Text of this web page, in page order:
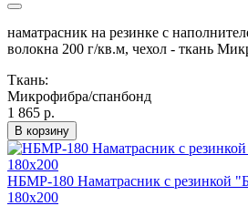
наматрасник на резинке с
волокна 200 г/кв.м, чехол - ткань
Ткань:
Микрофибра/спанбонд
1 865 р.
В корзину
НБМР-180 Наматрасник с резинкой
180х200